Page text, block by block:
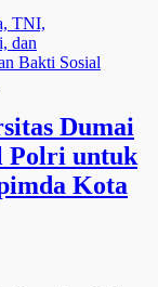
Dumai
Polri untuk
Kota